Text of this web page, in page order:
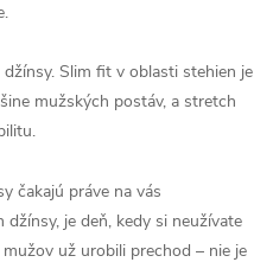
Slim fit v oblasti stehien je
mužských postáv, a stretch
čakajú práve na vás
je deň, kedy si neužívate
už urobili prechod – nie je